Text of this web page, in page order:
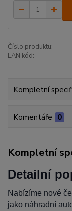
Číslo produktu:
EAN kód:
Kompletní
Komentáře 0
Kompletní
Detailní
Nabízíme nové
jako náhradní